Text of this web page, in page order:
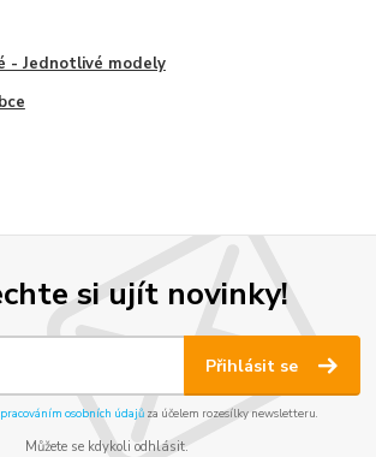
- Jednotlivé modely
si ujít novinky!
Přihlásit se
osobních údajůza účelem rozesílky newsletteru.
Můžete se kdykoli odhlásit.